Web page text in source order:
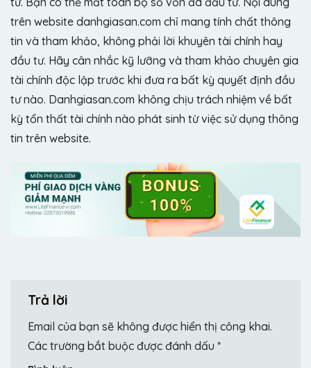
trên website danhgiasan.com chỉ mang tính chất thông
tin và tham khảo, không phải lời khuyên tài chính hay
đầu tư. Hãy cân nhắc kỹ lưỡng và tham khảo chuyên gia
tài chính độc lập trước khi đưa ra bất kỳ quyết định đầu
tư nào. Danhgiasan.com không chịu trách nhiệm về bất
kỳ tổn thất tài chính nào phát sinh từ việc sử dụng thông
tin trên website.
Trả lời
Email của bạn sẽ không được hiển thị công khai.
Các trường bắt buộc được đánh dấu *